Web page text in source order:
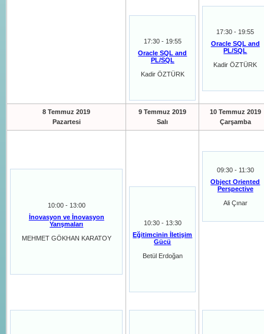
17:30 - 19:55
Oracle SQL and
PL/SQL
Kadir ÖZTÜRK
17:30 - 19:55
Oracle SQL and
PL/SQL
Kadir ÖZTÜRK
8 Temmuz 2019
Pazartesi
9 Temmuz 2019
Salı
10 Temmuz 2019
Çarşamba
10:00 - 13:00
İnovasyon ve İnovasyon
Yarışmaları
MEHMET GÖKHAN KARATOY
10:30 - 13:30
Eğitimcinin İletişim
Gücü
Betül Erdoğan
09:30 - 11:30
Object Oriented
Perspective
Ali Çınar